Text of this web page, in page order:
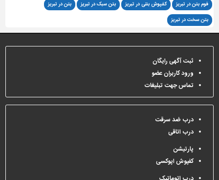
سرویس
بهداشتی
ماشین
آلات
برقی،روشنایی،ایمنی
محوطه
سازی
و
ساخت
و
ساز
فوم بتن در تبریز کفپوش بتنی در تبریز بتن سبک در تبریز بتن در تبریز
بتن سخت در تبریز
ثبت آگهی رایگان
ورود کاربران عضو
تماس جهت تبلیغات
درب ضد سرقت
درب اتاقی
پارتیشن
کفپوش اپوکسی